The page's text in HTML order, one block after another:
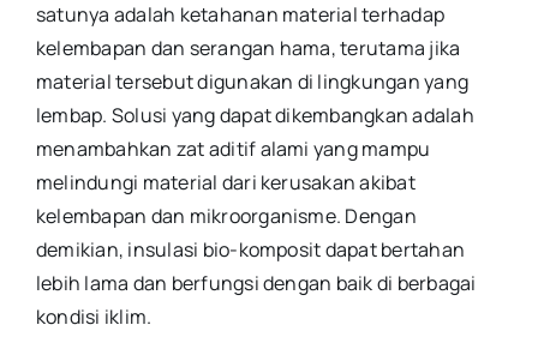
satunya adalah ketahanan material terhadap
kelembapan dan serangan hama, terutama jika
material tersebut digunakan di lingkungan yang
lembap. Solusi yang dapat dikembangkan adalah
menambahkan zat aditif alami yang mampu
melindungi material dari kerusakan akibat
kelembapan dan mikroorganisme. Dengan
demikian, insulasi bio-komposit dapat bertahan
lebih lama dan berfungsi dengan baik di berbagai
kondisi iklim.